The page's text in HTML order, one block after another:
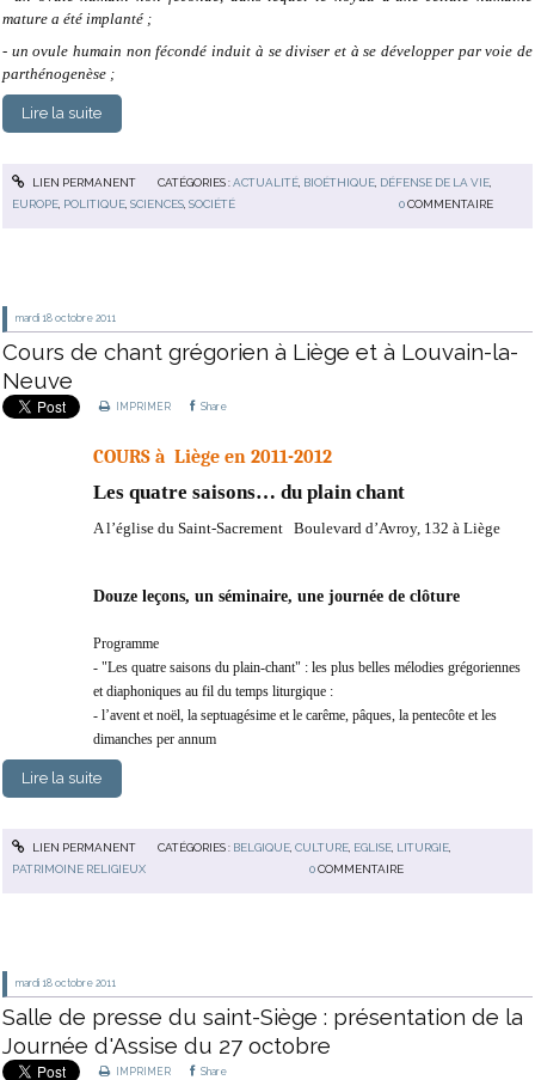
mature a été implanté ;
- un ovule humain non fécondé induit à se diviser et à se développer par voie de
parthénogenèse ;
Lire la suite
LIEN PERMANENT CATÉGORIES :ACTUALITÉ, BIOÉTHIQUE, DÉFENSE DE LA VIE,
EUROPE, POLITIQUE,SCIENCES,SOCIÉTÉ 0 COMMENTAIRE
mardi 18 octobre 2011
Cours de chant grégorien à Liège et à Louvain-la-
Neuve
IMPRIMER Share
COURS à Liège en 2011-2012
Les quatre saisons… du plain chant
A l’église du Saint-Sacrement Boulevard d’Avroy, 132 à Liège
Douze leçons, un séminaire, une journée de clôture
Programme
- "Les quatre saisons du plain-chant" : les plus belles mélodies grégoriennes
et diaphoniques au fil du temps liturgique :
- l’avent et noël, la septuagésime et le carême, pâques, la pentecôte et les
dimanches per annum
Lire la suite
LIEN PERMANENT CATÉGORIES : BELGIQUE, CULTURE, EGLISE, LITURGIE,
PATRIMOINE RELIGIEUX
0 COMMENTAIRE
mardi 18 octobre 2011
Salle de presse du saint-Siège : présentation de la
Journée d'Assise du 27 octobre
IMPRIMER Share